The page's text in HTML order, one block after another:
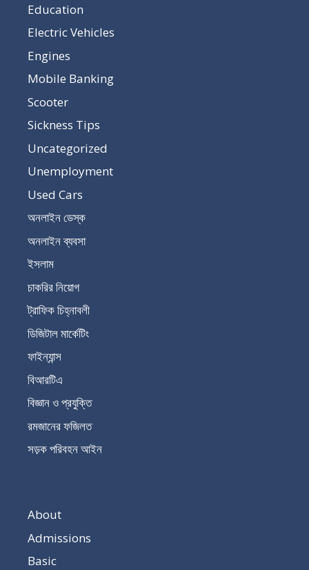
Education
Electric Vehicles
Engines
Mobile Banking
Scooter
Sickness Tips
Uncategorized
Unemployment
Used Cars
অনলাইন ডেস্ক
অনলাইন ব্যবসা
ইসলাম
চাকরির নিয়োগ
ট্রাফিক চিহ্নাবলী
ডিজিটাল মার্কেটিং
ফাইন্যান্স
বিআরটিএ
বিজ্ঞান ও প্রযুক্তি
রমজানের ফজিলত
সড়ক পরিবহন আইন
About
Admissions
Basic